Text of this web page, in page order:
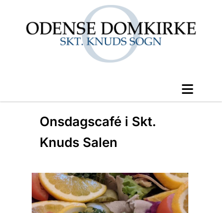
Onsdagscafé i Skt.
Knuds Salen